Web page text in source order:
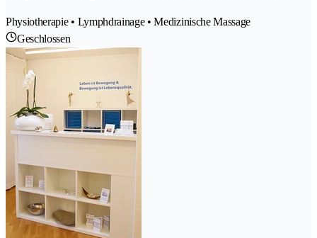
Physiotherapie • Lymphdrainage • Medizinische Massage
Geschlossen